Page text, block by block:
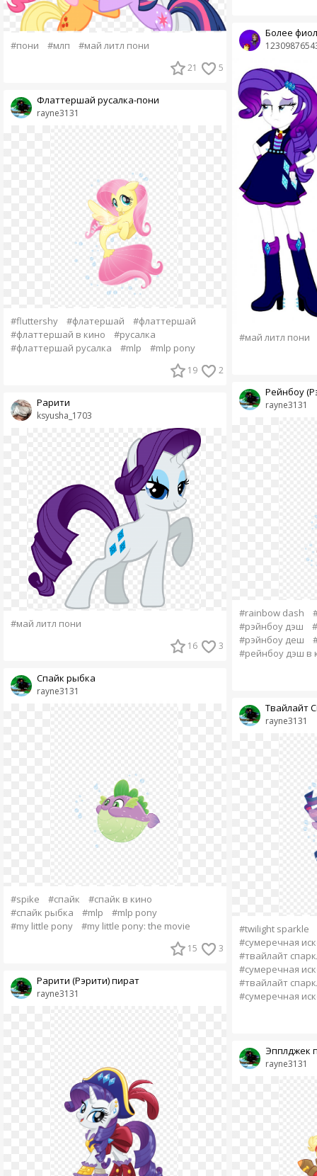
#пони #млп #май литл пони
21 5
rayne3131
Флаттершай русалка-пони
#fluttershy #флатершай
#флаттершай
#флаттершай в кино
#русалка
#флаттершай русалка
#mlp #mlp pony
19 2
ksyusha_1703
Рарити
#май литл пони
16 3
rayne3131
Спайк рыбка
#spike #спайк
#спайк в кино
#спайк рыбка
#mlp
#mlp pony
#my little pony
#my little pony: the movie
15 3
rayne3131
Рарити (Рэрити) пират
Более
#май литл пони
rayne3131
Рейнбоу
#rainbow dash
#рэйнбоу дэш
#рэйнбоу деш
#рейнбоу дэш в
rayne3131
Твайлайт
#twilight sparkle
#сумеречная
#твайлайт
#сумеречная
#твайлайт
#сумеречная
rayne3131
Эпплджек